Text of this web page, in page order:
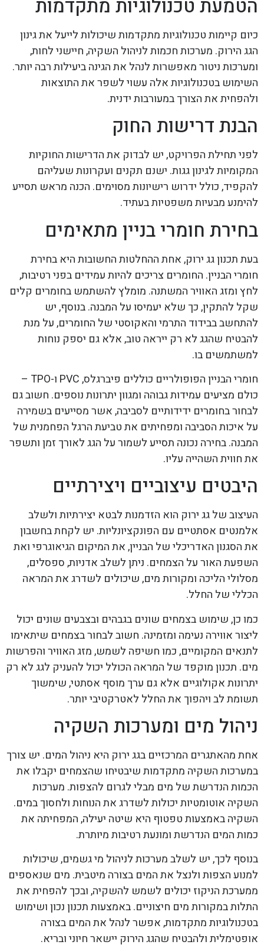
הטמעת טכנולוגיות מתקדמות
כיום קיימות טכנולוגיות מתקדמות שיכולות לייעל את גינון
הגג הירוק. מערכות חכמות לניהול השקיה, חיישני לחות,
ומערכות ניטור מאפשרות לנהל את הגינה ביעילות רבה יותר.
השימוש בטכנולוגיות אלה עשוי לשפר את התוצאות
ולהפחית את הצורך במעורבות ידנית.
הבנת דרישות החוק
לפני תחילת הפרויקט, יש לבדוק את הדרישות החוקיות
המקומיות לגינון גגות. ישנם תקנים ועקרונות שעליהם
להקפיד, כולל ידרוש רישיונות מסוימים. הכנה מראש תסייע
להימנע מבעיות משפטיות בעתיד.
בחירת חומרי בניין מתאימים
בעת תכנון גג ירוק, אחת ההחלטות החשובות היא בחירת
חומרי הבניין. החומרים צריכים להיות עמידים בפני רטיבות,
לחץ ומזג האוויר המשתנה. מומלץ להשתמש בחומרים קלים
שקל להתקין, כך שלא יעמיסו על המבנה. בנוסף, יש
להתחשב בבידוד התרמי והאקוסטי של החומרים, על מנת
להבטיח שהגג לא רק ייראה טוב, אלא גם יספק נוחות
למשתמשים בו.
חומרי הבניין הפופולריים כוללים פיברגלס, PVC ו-TPO –
כולם מציעים עמידות גבוהה ומגוון יתרונות נוספים. חשוב גם
לבחור בחומרים ידידותיים לסביבה, אשר מסייעים בשמירה
על איכות הסביבה ומפחיתים את טביעת הרגל הפחמנית של
המבנה. בחירה נכונה תסייע לשמור על הגג לאורך זמן ותשפר
את חווית השהייה עליו.
היבטים עיצוביים ויצירתיים
העיצוב של גג ירוק הוא הזדמנות לבטא יצירתיות ולשלב
אלמנטים אסתטיים עם הפונקציונליות. יש לקחת בחשבון
את הסגנון האדריכלי של הבניין, את המיקום הגיאוגרפי ואת
השפעת האור על הצמחים. ניתן לשלב אדניות, ספסלים,
מסלולי הליכה ומקורות מים, שיכולים לשדרג את המראה
הכללי של החלל.
כמו כן, שימוש בצמחים שונים בגבהים ובצבעים שונים יכול
ליצור אווירה נעימה ומזמינה. חשוב לבחור בצמחים שיתאימו
לתנאים המקומיים, כמו חשיפה לשמש, מזג האוויר והפרשות
מים. תכנון מוקפד של המראה הכולל יכול להעניק לגג לא רק
יתרונות אקולוגיים אלא גם ערך מוסף אסתטי, שימשוך
תשומת לב ויהפוך את החלל לאטרקטיבי יותר.
ניהול מים ומערכות השקיה
אחת מהאתגרים המרכזיים בגג ירוק היא ניהול המים. יש צורך
במערכות השקיה מתקדמות שיבטיחו שהצמחים יקבלו את
הכמות הנדרשת של מים מבלי לגרום להצפות. מערכות
השקיה אוטומטיות יכולות לשדרג את הנוחות ולחסוך במים.
השקיה באמצעות טפטוף היא שיטה יעילה, המפחיתה את
כמות המים הנדרשת ומונעת רטיבות מיותרת.
בנוסף לכך, יש לשלב מערכות לניהול מי גשמים, שיכולות
למנוע הצפות ולנצל את המים בצורה מיטבית. מים שנאספים
ממערכת הניקוז יכולים לשמש להשקיה, ובכך להפחית את
התלות במקורות מים חיצוניים. באמצעות תכנון נכון ושימוש
בטכנולוגיות מתקדמות, אפשר לנהל את המים בצורה
אופטימלית ולהבטיח שהגג הירוק יישאר חיוני ובריא.